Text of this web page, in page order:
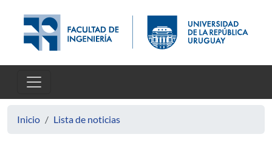
Inicio Lista de noticias